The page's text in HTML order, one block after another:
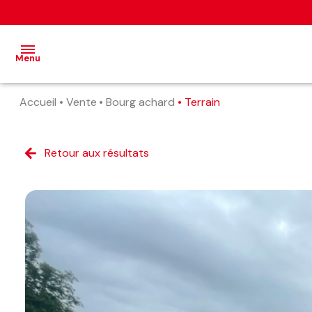
Menu
annonces
estimation
alerte
e-
mail
contact
Accueil Vente Bourg achard Terrain
Retour aux résultats